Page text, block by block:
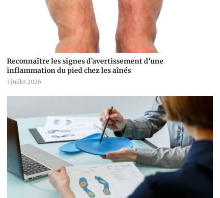
Reconnaître les signes d’avertissement d’une
inflammation du pied chez les aînés
1 juillet 2026